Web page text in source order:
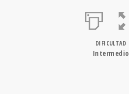
DIFICULTAD
Intermedio